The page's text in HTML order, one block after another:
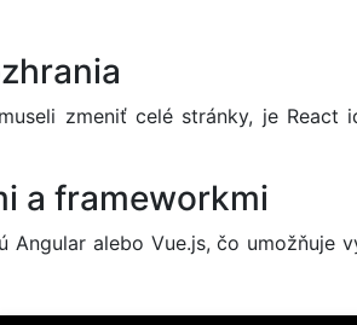
zmeniť celé stránky, je React
a frameworkmi
alebo Vue.js, čo umožňuje